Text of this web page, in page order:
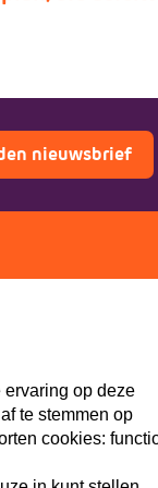
nieuwsbrief
op deze
te stemmen op
cookies: